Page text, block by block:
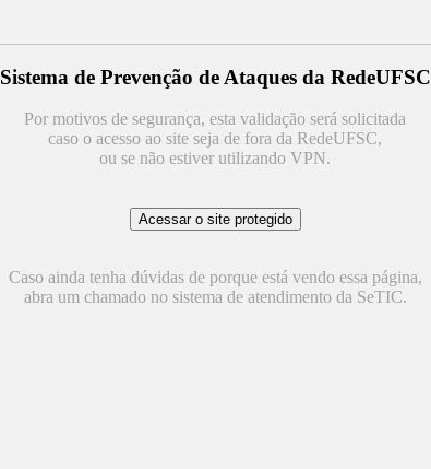
Sistema de Prevenção de Ataques da RedeUFSC
Por motivos de segurança, esta validação será solicitada
caso o acesso ao site seja de fora da RedeUFSC,
ou se não estiver utilizando VPN.
Caso ainda tenha dúvidas de porque está vendo essa página,
abra um chamado no sistema de atendimento da SeTIC.